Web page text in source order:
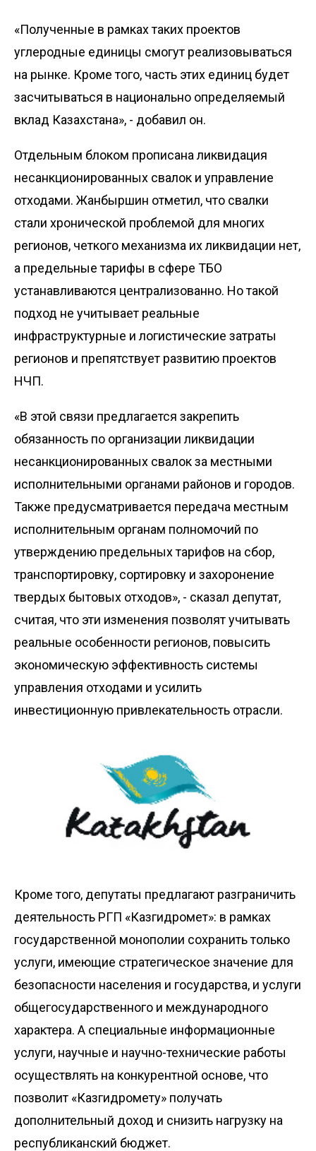
«Полученные в рамках таких проектов
углеродные единицы смогут реализовываться
на рынке. Кроме того, часть этих единиц будет
засчитываться в национально определяемый
вклад Казахстана», - добавил он.
Отдельным блоком прописана ликвидация
несанкционированных свалок и управление
отходами. Жанбыршин отметил, что свалки
стали хронической проблемой для многих
регионов, четкого механизма их ликвидации нет,
а предельные тарифы в сфере ТБО
устанавливаются централизованно. Но такой
подход не учитывает реальные
инфраструктурные и логистические затраты
регионов и препятствует развитию проектов
НЧП.
«В этой связи предлагается закрепить
обязанность по организации ликвидации
несанкционированных свалок за местными
исполнительными органами районов и городов.
Также предусматривается передача местным
исполнительным органам полномочий по
утверждению предельных тарифов на сбор,
транспортировку, сортировку и захоронение
твердых бытовых отходов», - сказал депутат,
считая, что эти изменения позволят учитывать
реальные особенности регионов, повысить
экономическую эффективность системы
управления отходами и усилить
инвестиционную привлекательность отрасли.
Кроме того, депутаты предлагают разграничить
деятельность РГП «Казгидромет»: в рамках
государственной монополии сохранить только
услуги, имеющие стратегическое значение для
безопасности населения и государства, и услуги
общегосударственного и международного
характера. А специальные информационные
услуги, научные и научно-технические работы
осуществлять на конкурентной основе, что
позволит «Казгидромету» получать
дополнительный доход и снизить нагрузку на
республиканский бюджет.